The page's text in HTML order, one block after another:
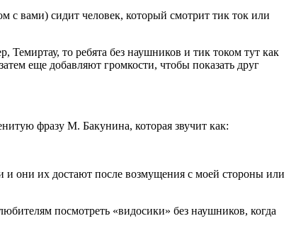
с вами) сидит человек, который смотрит тик ток или
Темиртау, то ребята без наушников и тик током тут как
еще добавляют громкости, чтобы показать друг
фразу М. Бакунина, которая звучит как:
и они их достают после возмущения с моей стороны или
посмотреть «видосики» без наушников, когда